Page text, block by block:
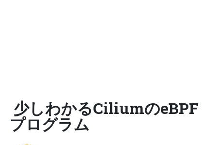
少しわかるCiliumのeBPF
プログラム